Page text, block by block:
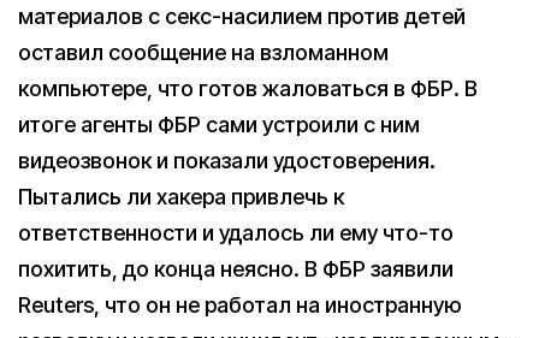
материалов с секс-насилием против детей
оставил сообщение на взломанном
компьютере, что готов жаловаться в ФБР. В
итоге агенты ФБР сами устроили с ним
видеозвонок и показали удостоверения.
Пытались ли хакера привлечь к
ответственности и удалось ли ему что-то
похитить, до конца неясно. В ФБР заявили
Reuters, что он не работал на иностранную